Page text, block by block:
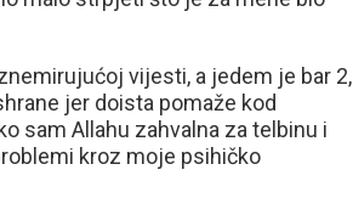
vijesti, a jedem je bar 2,
jer doista pomaže kod
sam Allahu zahvalna za telbinu i
kroz moje psihičko